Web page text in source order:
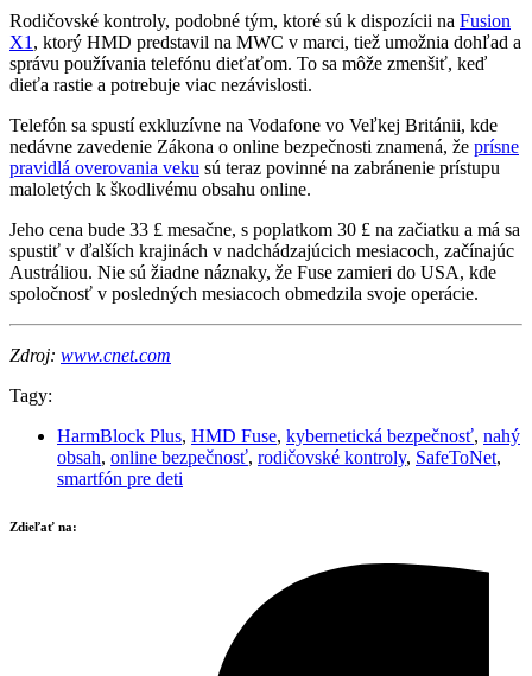
Rodičovské kontroly, podobné tým, ktoré sú k dispozícii na Fusion
X1 , ktorý HMD predstavil na MWC v marci, tiež umožnia dohľad a
správu používania telefónu dieťaťom. To sa môže zmenšiť, keď
dieťa rastie a potrebuje viac nezávislosti.
Telefón sa spustí exkluzívne na Vodafone vo Veľkej Británii, kde
nedávne zavedenie Zákona o online bezpečnosti znamená, že prísne
pravidlá overovania veku sú teraz povinné na zabránenie prístupu
maloletých k škodlivému obsahu online.
Jeho cena bude 33 £ mesačne, s poplatkom 30 £ na začiatku a má sa
spustiť v ďalších krajinách v nadchádzajúcich mesiacoch, začínajúc
Austráliou. Nie sú žiadne náznaky, že Fuse zamieri do USA, kde
spoločnosť v posledných mesiacoch obmedzila svoje operácie.
Zdroj: www.cnet.com
Tagy:
HarmBlock Plus, HMD Fuse, kybernetická bezpečnosť, nahý
obsah, online bezpečnosť, rodičovské kontroly, SafeToNet,
smartfón pre deti
Zdieľať na: